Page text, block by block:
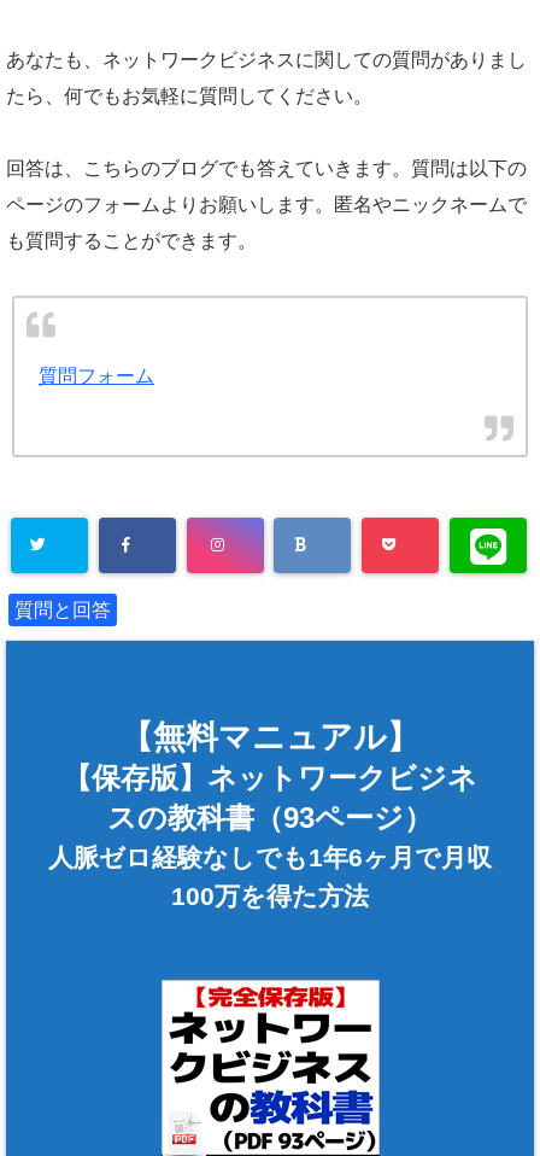
あなたも、ネットワークビジネスに関しての質問がありまし
たら、何でもお気軽に質問してください。
回答は、こちらのブログでも答えていきます。質問は以下の
ページのフォームよりお願いします。匿名やニックネームで
も質問することができます。
質問フォーム
質問と回答
【無料マニュアル】
【保存版】ネットワークビジネ
スの教科書（93ページ）
人脈ゼロ経験なしでも1年6ヶ月で月収
100万を得た方法